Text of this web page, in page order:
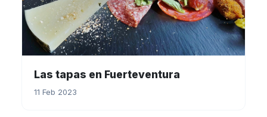
Las tapas en Fuerteventura
11 Feb 2023